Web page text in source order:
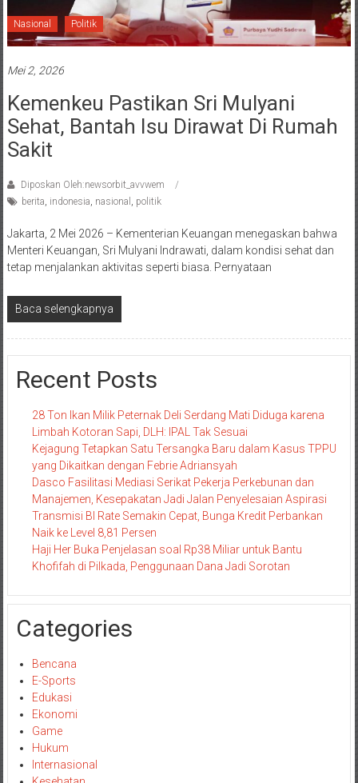
Nasional Politik
Mei 2, 2026
Kemenkeu Pastikan Sri Mulyani
Sehat, Bantah Isu Dirawat Di Rumah
Sakit
Diposkan Oleh:newsorbit_avvwem
berita indonesia nasional politik
Jakarta, 2 Mei 2026 – Kementerian Keuangan menegaskan bahwa
Menteri Keuangan, Sri Mulyani Indrawati, dalam kondisi sehat dan
tetap menjalankan aktivitas seperti biasa. Pernyataan
Baca selengkapnya
Recent Posts
28 Ton Ikan Milik Peternak Deli Serdang Mati Diduga karena
Limbah Kotoran Sapi, DLH: IPAL Tak Sesuai
Kejagung Tetapkan Satu Tersangka Baru dalam Kasus TPPU
yang Dikaitkan dengan Febrie Adriansyah
Dasco Fasilitasi Mediasi Serikat Pekerja Perkebunan dan
Manajemen, Kesepakatan Jadi Jalan Penyelesaian Aspirasi
Transmisi BI Rate Semakin Cepat, Bunga Kredit Perbankan
Naik ke Level 8,81 Persen
Haji Her Buka Penjelasan soal Rp38 Miliar untuk Bantu
Khofifah di Pilkada, Penggunaan Dana Jadi Sorotan
Categories
Bencana
E-Sports
Edukasi
Ekonomi
Game
Hukum
Internasional